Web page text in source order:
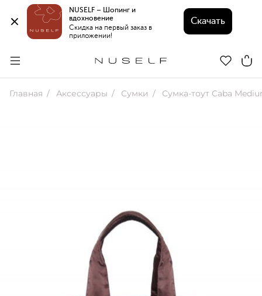
NUSELF – Шопинг и
вдохновение
Скидка на первый заказ в
приложении!
Скачать
Главная Аксессуары Сумки Сумка-тоут Caba